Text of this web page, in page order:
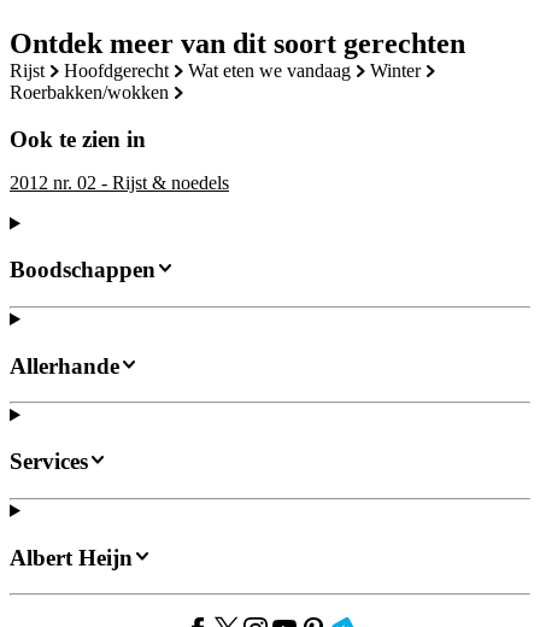
Ontdek meer van dit soort gerechten
rijst hoofdgerecht wat eten we vandaag
winter
roerbakken/wokken
Ook te zien in
2012 nr. 02 - Rijst & noedels
Boodschappen
Allerhande
Services
Albert Heijn